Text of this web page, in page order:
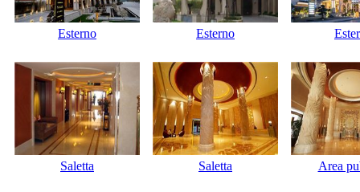
Esterno Esterno
Saletta Saletta Area